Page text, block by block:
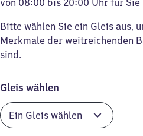
von 08:00 bis 20:00 Uhr für Sie
Bitte wählen Sie ein Gleis aus,
Merkmale der weitreichenden
sind.
Gleis wählen